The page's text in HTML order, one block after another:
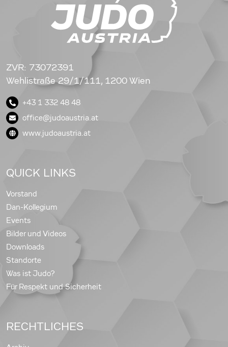
ZVR: 73072391
Wehlistraße 29/1/111, 1200 Wien
+43 1 332 48 48
office@judoaustria.at
www.judoaustria.at
QUICK LINKS
Vorstand
Dan-Kollegium
Events
Bilder und Videos
Downloads
Standorte
Was ist Judo?
Für Respekt und Sicherheit
RECHTLICHES